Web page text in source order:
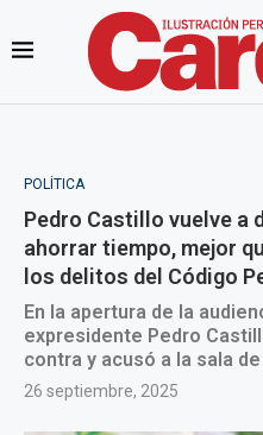
POLÍTICA
Pedro Castillo vuelve a
ahorrar tiempo, mejor
los delitos del Código
En la apertura de la
expresidente Pedro
contra y acusó a la sala
26 septiembre, 2025